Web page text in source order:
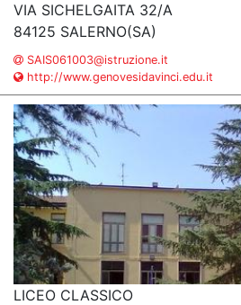
VIA SICHELGAITA 32/A
84125 SALERNO(SA)
SAIS061003@istruzione.it
http://www.genovesidavinci.edu.it
LICEO CLASSICO